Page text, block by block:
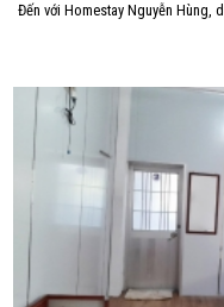
Đến với Homestay Nguyễn Hùng,